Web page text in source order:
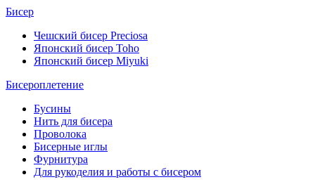
Бисер
Чешский бисер Preciosa
Японский бисер Toho
Японский бисер Miyuki
Бисероплетение
Бусины
Нить для бисера
Проволока
Бисерные иглы
Фурнитура
Для рукоделия и работы с бисером